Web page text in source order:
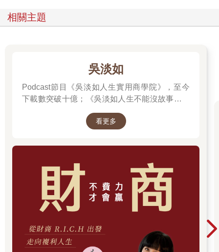
為了讓各位實際體驗一下，人類有多麼容易做出「不理性的行為
有兩罐雷根糖（美國常見的糖果，內含柔軟的糖心）。兩罐都有
白色和紅色的糖果，A罐有一百顆糖果，其中九十一顆是白色的，
九顆是紅色的。B罐有十顆糖果，其中九顆是白色的，一顆是紅色
你是第一個拿糖果的人。請問，你要從A罐還是B罐拿糖果？
各位會從A罐還是B罐拿糖果呢？
先說結論吧，大多數的人都會選擇A罐。但事實上，從B罐拿才是
理性的選擇。
因為A罐共有一百顆糖果，其中有九顆紅色糖果，所以，從A罐拿
到紅色糖果的機率是九％。
相對的，B罐共有十顆糖果，其中有一顆紅色糖果，所以，拿到紅
色糖果的機率是一○％，機率比A罐還要高。
然而，實驗結果顯示，六成以上的人都選擇A罐。因為人類看重紅
色糖果的「數量」甚於「機率」，不會依照機率做出理性的選
擇。大家會認為，A罐有比較多紅色糖果，感覺比較容易拿到，因
相關主題
吳淡如
Podcast節目《吳淡如人生實用商學院》，至今
下載數突破十億；《吳淡如人生不能沒故事》也
讀歷史中的權力運作與人性選擇，讓看似遙遠的
看更多